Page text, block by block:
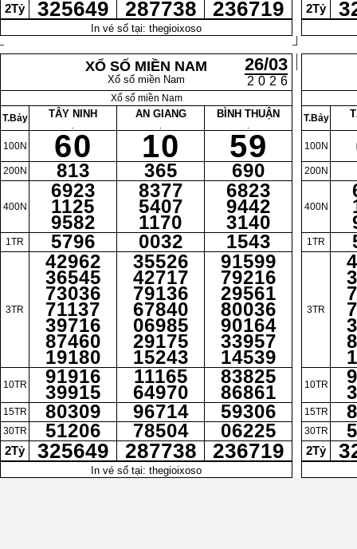
2Tỷ 325649 287738 236719
In vé số tại: thegioixoso
2Tỷ
XỔ SỐ MIỀN NAM
Xổ số miền Nam
26/03
2026
Xổ số miền Nam
T.Bảy
100N
200N
400N
1TR
3TR
10TR
15TR
30TR
2Tỷ
TÂY NINH
60
813
6923
1125
9582
5796
42962
36545
73036
71137
39716
87460
19180
91916
39915
80309
51206
325649
AN GIANG
10
365
8377
5407
1170
0032
35526
42717
79136
67840
06985
29175
15243
11165
64970
96714
78504
287738
BÌNH THUẬN
59
690
6823
9442
3140
1543
91599
79216
29561
80036
90164
33957
14539
83825
86861
59306
06225
236719
In vé số tại: thegioixoso
T.Bảy
100N
200N
400N
1TR
3TR
10TR
15TR
30TR
2Tỷ